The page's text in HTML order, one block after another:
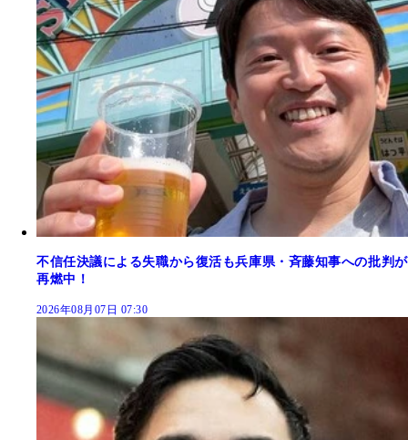
不信任決議による失職から復活も兵庫県・斉藤知事への批判が
再燃中！
2026年08月07日 07:30